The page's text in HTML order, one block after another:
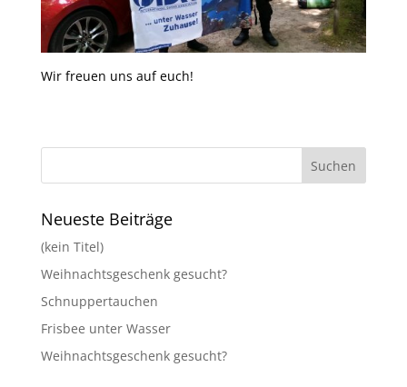
Wir freuen uns auf euch!
Neueste Beiträge
(kein Titel)
Weihnachtsgeschenk gesucht?
Schnuppertauchen
Frisbee unter Wasser
Weihnachtsgeschenk gesucht?